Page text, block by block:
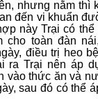
nhưng nằm thì
đến vi khuẩn
này Trại có
cho toàn đàn
điều trị heo
ra Trại nên áp
vào thức ăn và
sau đó có thể